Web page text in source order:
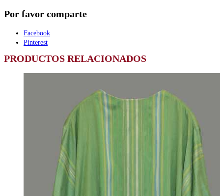
Por favor comparte
Facebook
Pinterest
PRODUCTOS RELACIONADOS